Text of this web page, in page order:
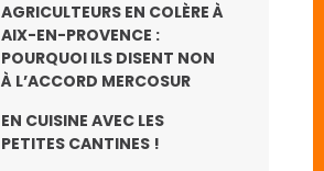
AGRICULTEURS EN COLÈRE À
AIX-EN-PROVENCE :
POURQUOI ILS DISENT NON
À L’ACCORD MERCOSUR
EN CUISINE AVEC LES
PETITES CANTINES !